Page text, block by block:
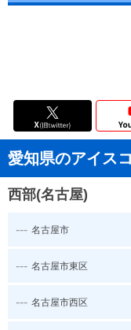
愛知県のアイス
西部(名古屋)
--- 名古屋市
--- 名古屋市東区
--- 名古屋市西区